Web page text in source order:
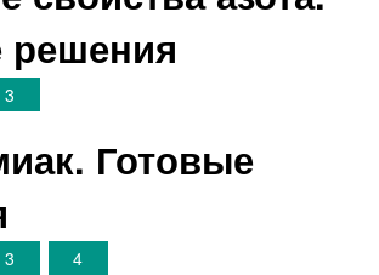
решения
3
Готовые
3 4